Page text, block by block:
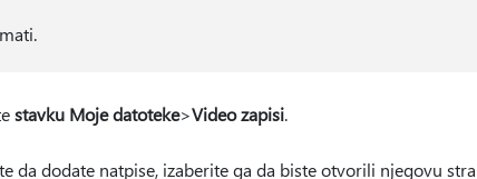
stavku Moje datoteke>Video zapisi.
da dodate natpise, izaberite ga da biste otvorili njegovu